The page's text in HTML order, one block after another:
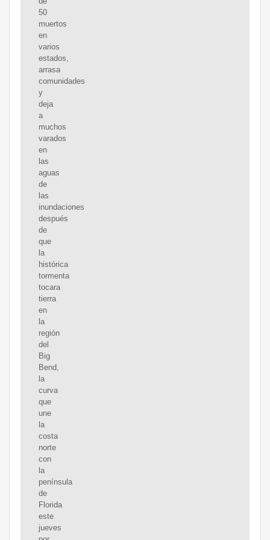
50
muertos
en
varios
estados,
arrasa
comunidades
y
deja
a
muchos
varados
en
las
aguas
de
las
inundaciones
después
de
que
la
histórica
tormenta
tocara
tierra
en
la
región
del
Big
Bend,
la
curva
que
une
la
costa
norte
con
la
península
de
Florida
este
jueves